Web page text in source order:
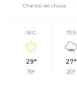
Chance de chuva
SEG
29°
19°
TER
27°
20°